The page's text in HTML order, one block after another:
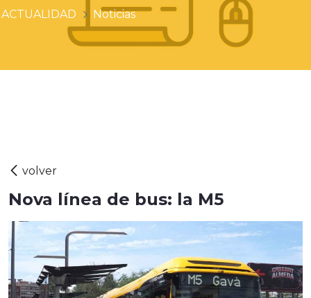
ACTUALIDAD Noticias
Nova línea de bus: la M5